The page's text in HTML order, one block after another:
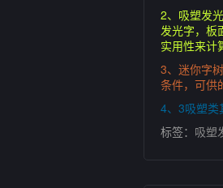
2、吸塑发
发光字，板
实用性来计
3、迷你字
条件，可供
4、3吸塑类
标签： 吸塑